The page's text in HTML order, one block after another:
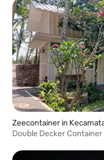
Zeecontainer in
Double Decker Container